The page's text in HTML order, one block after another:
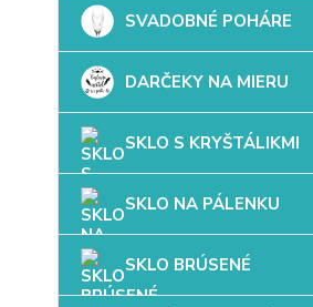
SVADOBNÉ POHÁRE
DARČEKY NA MIERU
SKLO S KRYŠTÁLIKMI
SKLO NA PÁLENKU
SKLO BRÚSENÉ